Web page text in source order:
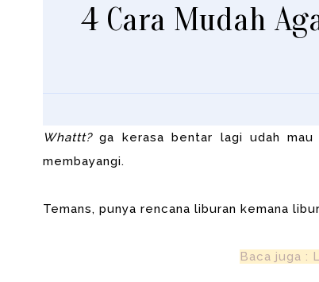
4 Cara Mudah
Whattt?ga kerasa bentar lagi udah mau
membayangi.
Temans, punya rencana liburan kemana
Baca juga :